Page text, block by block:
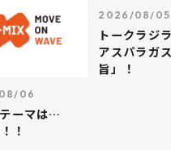
06
ーマは…
！
2026/08/05
トークラジ
アスパラガ
旨」！